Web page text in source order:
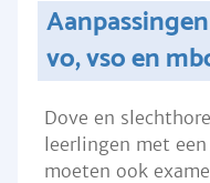
vo, vso en
Dove en
leerlingen met
moeten ook